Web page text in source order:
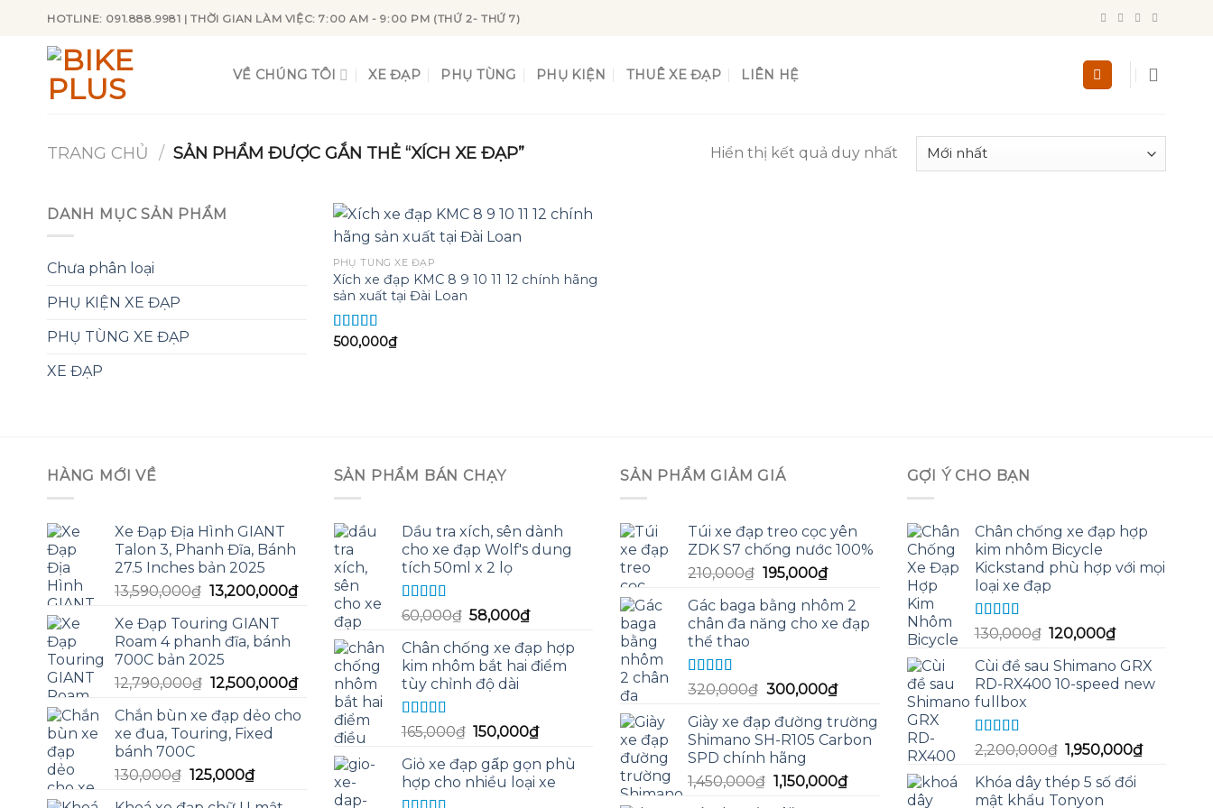
content
HOTLINE: 091.888.9981 | THỜI GIAN LÀM VIỆC: 7:00 AM - 9:00 PM (THỨ 2- THỨ 7)
VỀ CHÚNG TÔI XE ĐẠP PHỤ TÙNG PHỤ KIỆN THUÊ XE ĐẠP LIÊN HỆ
TRANG CHỦ / SẢN PHẨM ĐƯỢC GẮN THẺ “XÍCH XE ĐẠP” Hiển thị kết quả duy nhất
DANH MỤC SẢN PHẨM
Chưa phân loại
PHỤ KIỆN XE ĐẠP
PHỤ TÙNG XE ĐẠP
XE ĐẠP
PHỤ TÙNG XE ĐẠP
Xích xe đạp KMC 8 9 10 11 12 chính hãng
sản xuất tại Đài Loan
Được xếp
500,000₫
HÀNG MỚI VỀ
Xe Đạp Địa Hình GIANT
Talon 3, Phanh Đĩa, Bánh
27.5 Inches bản 2025
13,590,000₫ Giá
là:
13,590,000₫.
13,200,000₫Giá
13,200,000₫.
Xe Đạp Touring GIANT
Roam 4 phanh đĩa, bánh
700C bản 2025
12,790,000₫ Giá
là:
12,790,000₫.
12,500,000₫Giá
tại
12,500,000₫.
Chắn bùn xe đạp dẻo cho
xe đua, Touring, Fixed
bánh 700C
130,000₫ Giá
125,000₫Giá
SẢN PHẨM BÁN CHẠY
Dầu tra xích, sên dành
cho xe đạp Wolf's dung
tích 50ml x 2 lọ
Được xếp
hạng
5.005
sao
60,000₫ Giá
là:
60,000₫.
58,000₫Giá
tại
là:
Chân chống xe đạp hợp
kim nhôm bắt hai điểm
tùy chỉnh độ dài
Được xếp
hạng
5.005
sao
165,000₫ Giá
là:
165,000₫.
150,000₫Giá
tại
là:
Giỏ xe đạp gấp gọn phù
hợp cho nhiều loại xe
SẢN PHẨM GIẢM GIÁ
Túi xe đạp treo cọc yên
ZDK S7 chống nước 100%
210,000₫ Giá
là:
210,000₫.
195,000₫Giá
tại
là:
Gác baga bằng nhôm 2
chân đa năng cho xe đạp
thể thao
Được xếp
hạng
5
sao
320,000₫ Giá
là:
320,000₫.
300,000₫Giá
tại
là:
300,000₫.
Giày xe đạp đường trường
Shimano SH-R105 Carbon
SPD chính hãng
1,450,000₫ Giá
1,150,000₫Giá
GỢI Ý CHO BẠN
Chân chống xe đạp hợp
kim nhôm Bicycle
Kickstand phù hợp với mọi
loại xe đạp
Được xếp
hạng
5
sao
130,000₫ Giá
là:
130,000₫.
120,000₫Giá
tại
là:
Cùi đề sau Shimano GRX
RD-RX400 10-speed new
fullbox
Được xếp
hạng
5.00
sao
2,200,000₫ Giá
là:
1,950,000₫Giá
Khóa dây thép 5 số đổi
mật khẩu Tonyon